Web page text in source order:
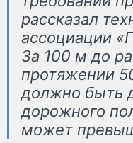
рассказал
ассоциации
За 100 м до
протяжении
должно быть
дорожного
может